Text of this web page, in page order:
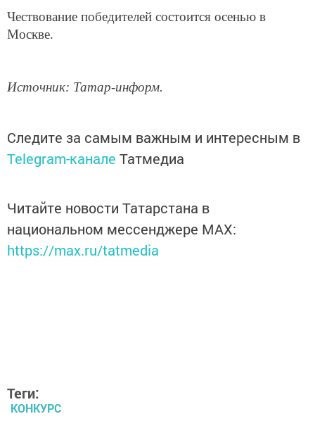
Чествование победителей состоится осенью в
Москве.
Источник: Татар-информ.
Следите за самым важным и интересным в
Telegram-канале Татмедиа
Читайте новости Татарстана в
национальном мессенджере MАХ:
https://max.ru/tatmedia
Теги:
КОНКУРС